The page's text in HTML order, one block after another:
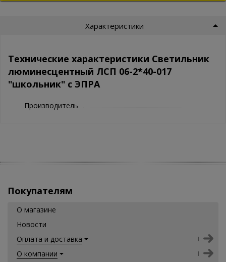
Характеристики
Технические характеристики Светильник
люминесцентный ЛСП 06-2*40-017
"школьник" с ЭПРА
Производитель
Покупателям
О магазине
Новости
Оплата и доставка
О компании